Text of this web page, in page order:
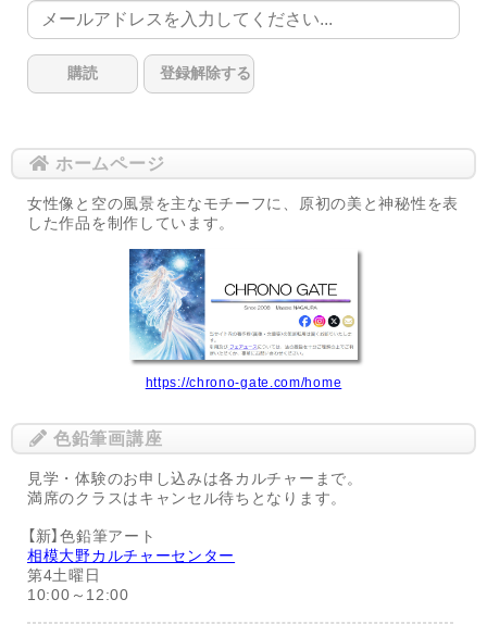
ホームページ
女性像と空の風景を主なモチーフに、原初の美と神秘性を表
した作品を制作しています。
https://chrono-gate.com/home
色鉛筆画講座
見学・体験のお申し込みは各カルチャーまで。
満席のクラスはキャンセル待ちとなります。
【新】色鉛筆アート
相模大野カルチャーセンター
第4土曜日
10:00～12:00